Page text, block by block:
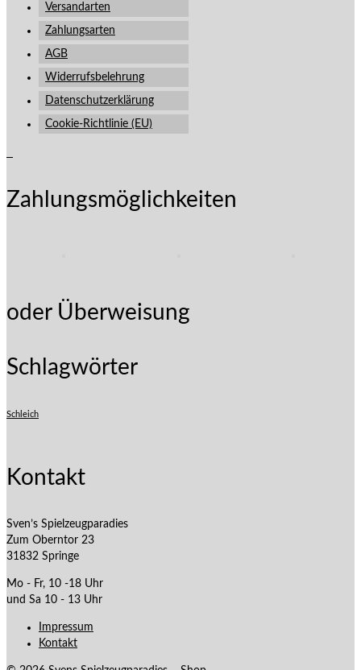
Versandarten
Zahlungsarten
AGB
Widerrufsbelehrung
Datenschutzerklärung
Cookie-Richtlinie (EU)
Zahlungsmöglichkeiten
oder Überweisung
Schlagwörter
Schleich
Kontakt
Sven’s Spielzeugparadies
Zum Oberntor 23
31832 Springe
Mo - Fr, 10 -18 Uhr
und Sa 10 - 13 Uhr
Impressum
Kontakt